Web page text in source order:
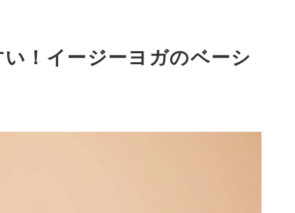
！イージーヨガのベーシ